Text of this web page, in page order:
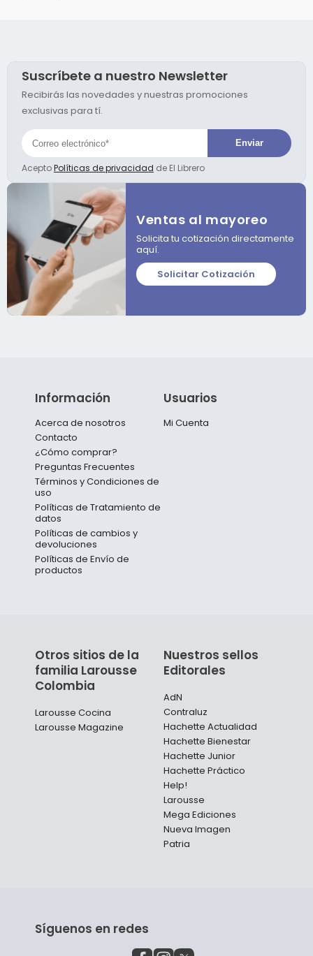
Suscríbete a nuestro Newsletter
Recibirás las novedades y nuestras promociones
exclusivas para tí.
AceptoPolíticas de privacidad de El Librero
Ventas al mayoreo
Solicita tu cotización directamente
aquí.
Solicitar Cotización
Información
Acerca de nosotros
Contacto
¿Cómo comprar?
Preguntas Frecuentes
Términos y Condiciones de
uso
Políticas de Tratamiento de
datos
Políticas de cambios y
devoluciones
Políticas de Envío de
productos
Usuarios
Mi Cuenta
Otros sitios de la
familia Larousse
Colombia
Larousse Cocina
Larousse Magazine
Nuestros sellos
Editorales
AdN
Contraluz
Hachette Actualidad
Hachette Bienestar
Hachette Junior
Hachette Práctico
Help!
Larousse
Mega Ediciones
Nueva Imagen
Patria
Síguenos en redes